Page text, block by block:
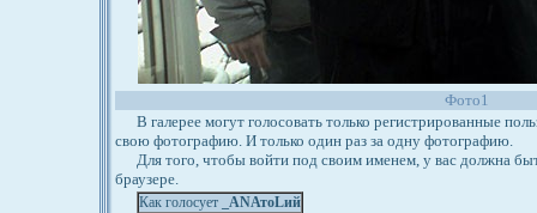
Фото1
В галерее могут голосовать только регистрированные
свою фотографию. И только один раз за одну фотографию.
Для того, чтобы войти под своим именем, у вас должна
браузере.
Как голосует
_АNАтоLий